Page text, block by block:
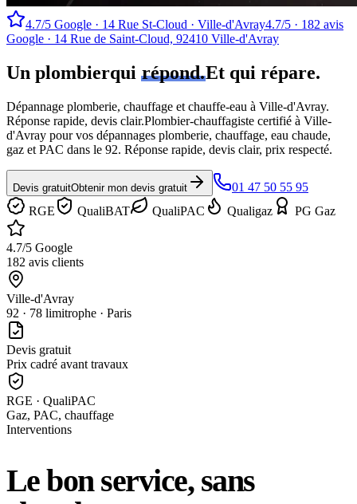
4.7/5 Google · 14 Rue St-Cloud · Ville-d'Avray4.7/5 · 182 avis
Google · 14 Rue de Saint-Cloud, 92410 Ville-d'Avray
Un plombierqui répond.Et qui répare.
Dépannage plomberie, chauffage et chauffe-eau à Ville-d'Avray.
Réponse rapide, devis clair.Plombier-chauffagiste certifié à Ville-
d'Avray pour vos dépannages plomberie, chauffage, eau chaude,
gaz et PAC dans le 92. Réponse rapide, devis clair, prix respecté.
Devis gratuitObtenir mon devis gratuit
01 47 50 55 95
RGE
QualiBAT QualiPAC Qualigaz PG Gaz
4.7/5 Google
182 avis clients
Ville-d'Avray
92 · 78 limitrophe · Paris
Devis gratuit
Prix cadré avant travaux
RGE · QualiPAC
Gaz, PAC, chauffage
Interventions
Le bon service, sans